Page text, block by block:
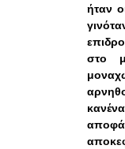
ήταν
στο